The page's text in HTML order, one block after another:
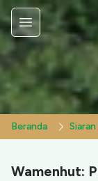
Menu
Beranda
Wamenhut: